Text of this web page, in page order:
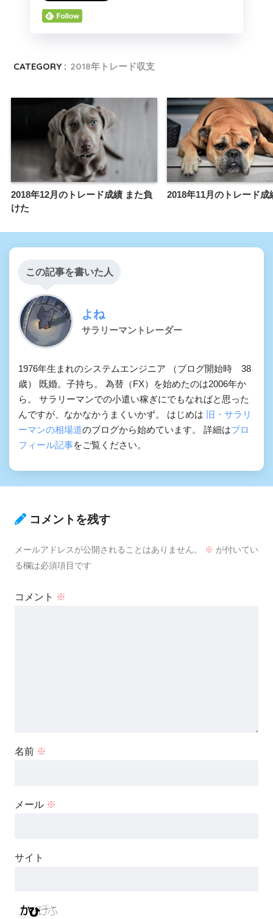
CATEGORY : 2018年トレード収支
2018年12月のトレード成績 また負
けた
2018年11月のトレード成
この記事を書いた人
よね
サラリーマントレーダー
1976年生まれのシステムエンジニア （ブログ開始時 38
歳） 既婚。子持ち。 為替（FX）を始めたのは2006年か
ら。 サラリーマンでの小遣い稼ぎにでもなればと思った
んですが、なかなかうまくいかず。 はじめは 旧・サラリ
ーマンの相場道のブログから始めています。 詳細はプロ
フィール記事をご覧ください。
コメントを残す
メールアドレスが公開されることはありません。 ※ が付いてい
る欄は必須項目です
コメント ※
名前 ※
メール ※
サイト